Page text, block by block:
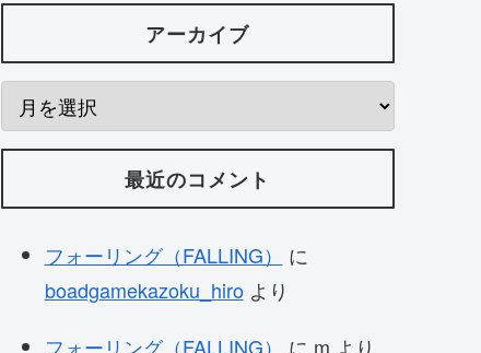
アーカイブ
最近のコメント
フォーリング（FALLING）
に
boadgamekazoku_hiroより
フォーリング（FALLING）
に m より